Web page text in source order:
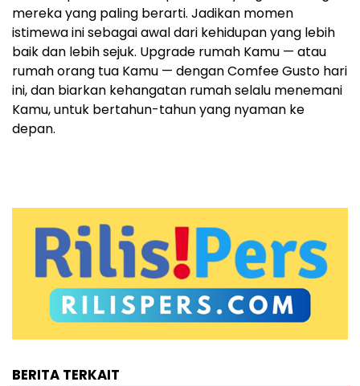
mereka yang paling berarti. Jadikan momen
istimewa ini sebagai awal dari kehidupan yang lebih
baik dan lebih sejuk. Upgrade rumah Kamu — atau
rumah orang tua Kamu — dengan Comfee Gusto hari
ini, dan biarkan kehangatan rumah selalu menemani
Kamu, untuk bertahun-tahun yang nyaman ke
depan.
BERITA TERKAIT